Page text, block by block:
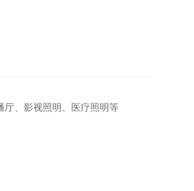
7报告 [在线查看]
厅、影视照明、医疗照明等